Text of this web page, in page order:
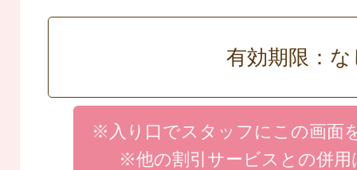
有効期限：な
※入り口でスタッフにこの画面
※他の割引サービスとの併